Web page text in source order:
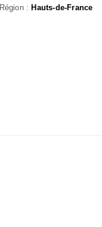
Région : Hauts-de-France